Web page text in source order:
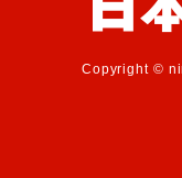
Copyright ©